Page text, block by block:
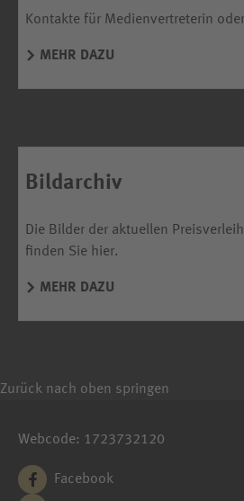
Kontakte für Medienvertreterin
MEHR DAZU
Bildarchiv
Die Bilder der aktuellen
finden Sie hier.
MEHR DAZU
Zurück nach oben springen
Webcode: 1723732120
Facebook